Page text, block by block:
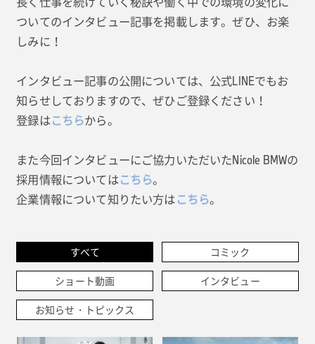
ついてのインタビュー記事を掲載します。ぜひ、お楽
しみに！
インタビュー記事の公開については、公式LINEでもお
知らせしておりますので、ぜひご登録ください！
登録はこちらから。
また今回インタビューにご協力いただいたNicole BMWの
採用情報についてはこちら。
企業情報について知りたい方はこちら。
すべて コミック
ショート動画 インタビュー
お知らせ・トピックス